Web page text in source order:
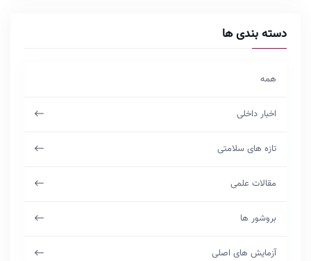
دسته بندی ها
همه
اخبار داخلی
تازه های سلامتی
مقالات علمی
بروشور ها
آزمایش های اصلی